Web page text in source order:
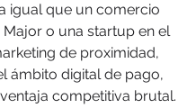
igual que un comercio
Major o una startup en el
de proximidad,
ámbito digital de pago,
competitiva brutal.